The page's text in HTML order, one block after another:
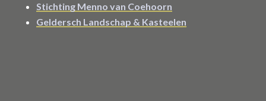
Stichting Menno van Coehoorn
Geldersch Landschap & Kasteelen